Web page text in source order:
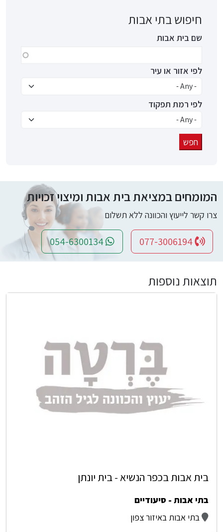
חיפוש בתי אבות
שם בית אבות
לפי אזור או עיר
לפי רמת תפקוד
המומחים במציאת בית אבות ומיצוי זכויות
צרו קשר לייעוץ והכוונה ללא תשלום
תוצאות נוספות
בית אבות בכפר הנשיא - בית יונתן
בתי אבות - סיעודיים
בתי אבות באיזור צפון